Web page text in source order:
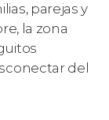
parejas y
la zona
del